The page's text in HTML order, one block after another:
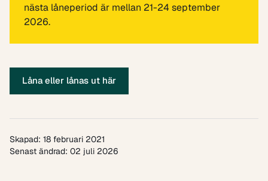
nästa låneperiod är mellan 21-24 september
2026.
Låna eller lånas ut här
Skapad: 18 februari 2021
Senast ändrad: 02 juli 2026